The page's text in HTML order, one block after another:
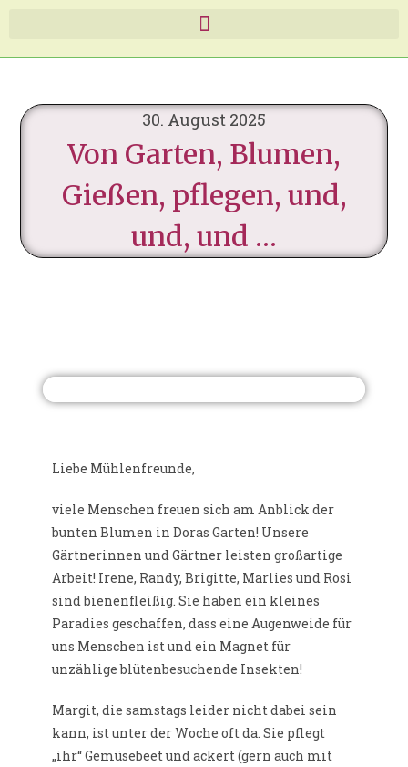
30. August 2025
Von Garten, Blumen,
Gießen, pflegen, und,
und, und …
Liebe Mühlenfreunde,
viele Menschen freuen sich am Anblick der
bunten Blumen in Doras Garten! Unsere
Gärtnerinnen und Gärtner leisten großartige
Arbeit! Irene, Randy, Brigitte, Marlies und Rosi
sind bienenfleißig. Sie haben ein kleines
Paradies geschaffen, dass eine Augenweide für
uns Menschen ist und ein Magnet für
unzählige blütenbesuchende Insekten!
Margit, die samstags leider nicht dabei sein
kann, ist unter der Woche oft da. Sie pflegt
„ihr“ Gemüsebeet und ackert (gern auch mit